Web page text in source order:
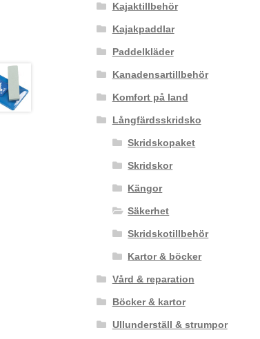
Kajaktillbehör
Kajakpaddlar
Paddelkläder
Kanadensartillbehör
Komfort på land
Långfärdsskridsko
Skridskopaket
Skridskor
Kängor
Säkerhet
Skridskotillbehör
Kartor & böcker
Vård & reparation
Böcker & kartor
Ullunderställ & strumpor